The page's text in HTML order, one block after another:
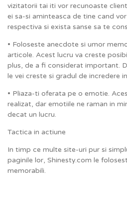
vizitatorii tai iti vor recunoaste
ei sa-si aminteasca de tine cand
respectiva si exista sanse sa te
• Foloseste anecdote si umor
articole. Acest lucru va creste
plus, de a fi considerat important.
le vei creste si gradul de incredere
• Pliaza-ti oferata pe o emotie.
realizat, dar emotiile ne raman in
decat un lucru.
Tactica in actiune
In timp ce multe site-uri pur si
paginile lor, Shinesty.com le
memorabili.